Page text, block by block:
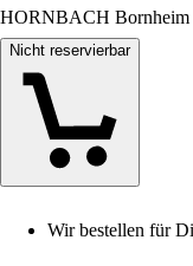
HORNBACH Bornheim
Nicht reservierbar
Wir bestellen für